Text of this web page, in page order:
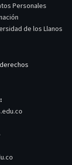
Personales
de los Llanos